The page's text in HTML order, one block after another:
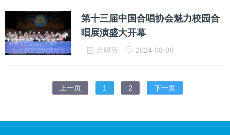
第十三届中国合唱协会魅力校园合
唱展演盛大开幕
合唱节 2024-08-06
上一页 1 2 下一页